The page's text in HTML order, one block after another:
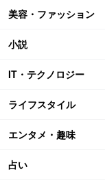
美容・ファッション
小説
IT・テクノロジー
ライフスタイル
エンタメ・趣味
占い